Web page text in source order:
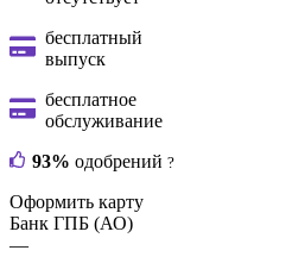
бесплатный
выпуск
бесплатное
обслуживание
93% одобрений ?
Оформить карту
Банк ГПБ (АО)
—